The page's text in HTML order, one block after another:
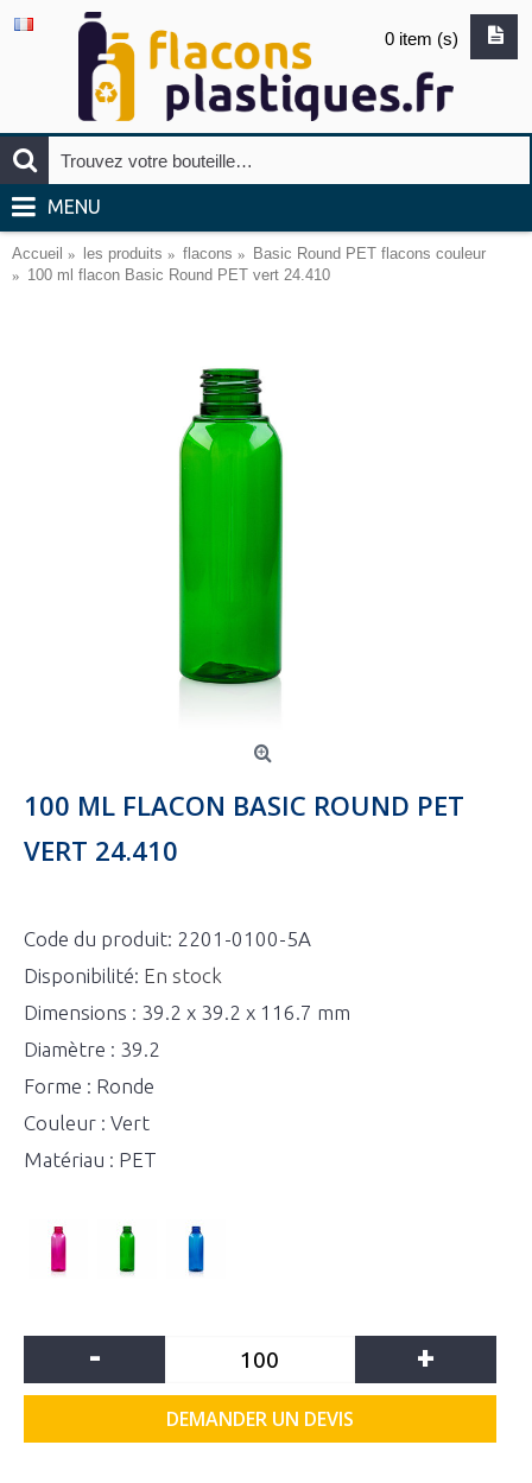
0 item (s)
MENU
Accueil les produits flacons
Basic Round PET flacons couleur
100 ml flacon Basic Round PET vert 24.410
100 ML FLACON BASIC ROUND PET
VERT 24.410
Code du produit: 2201-0100-5A
Disponibilité: En stock
Dimensions : 39.2 x 39.2 x 116.7 mm
Diamètre : 39.2
Forme : Ronde
Couleur : Vert
Matériau : PET
- +
DEMANDER UN DEVIS